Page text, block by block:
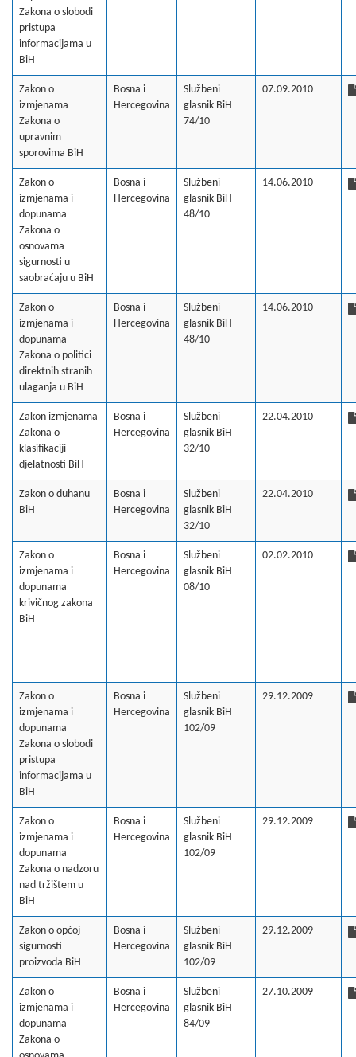
Zakona o slobodi
pristupa
informacijama u
BiH
Zakon o
izmjenama
Zakona o
upravnim
sporovima BiH
Bosna i
Hercegovina
Službeni
glasnik BiH
74/10
07.09.2010
Zakon o
izmjenama i
dopunama
Zakona o
osnovama
sigurnosti u
saobraćaju u BiH
Bosna i
Hercegovina
Službeni
glasnik BiH
48/10
14.06.2010
Zakon o
izmjenama i
dopunama
Zakona o politici
direktnih stranih
ulaganja u BiH
Bosna i
Hercegovina
Službeni
glasnik BiH
48/10
14.06.2010
Zakon izmjenama
Zakona o
klasifikaciji
djelatnosti BiH
Bosna i
Hercegovina
Službeni
glasnik BiH
32/10
22.04.2010
Zakon o duhanu
BiH
Bosna i
Hercegovina
Službeni
glasnik BiH
32/10
22.04.2010
Zakon o
izmjenama i
dopunama
krivičnog zakona
BiH
Bosna i
Hercegovina
Službeni
glasnik BiH
08/10
02.02.2010
Zakon o
izmjenama i
dopunama
Zakona o slobodi
pristupa
informacijama u
BiH
Bosna i
Hercegovina
Službeni
glasnik BiH
102/09
29.12.2009
Zakon o
izmjenama i
dopunama
Zakona o nadzoru
nad tržištem u
BiH
Bosna i
Hercegovina
Službeni
glasnik BiH
102/09
29.12.2009
Zakon o općoj
sigurnosti
proizvoda BiH
Bosna i
Hercegovina
Službeni
glasnik BiH
102/09
29.12.2009
Zakon o
izmjenama i
dopunama
Zakona o
Bosna i
Hercegovina
Službeni
glasnik BiH
84/09
27.10.2009